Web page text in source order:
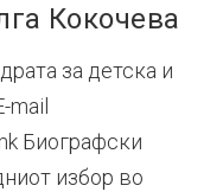
Кокочева
за детска и
mail
Биографски
избор во